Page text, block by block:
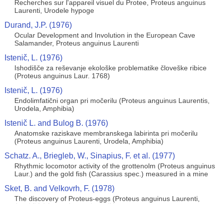
Recherches sur l'appareil visuel du Protee, Proteus anguinus
Laurenti, Urodele hypoge
Durand, J.P. (1976)
Ocular Development and Involution in the European Cave
Salamander, Proteus anguinus Laurenti
Istenič, L. (1976)
Ishodišče za reševanje ekološke problematike človeške ribice
(Proteus anguinus Laur. 1768)
Istenič, L. (1976)
Endolimfatični organ pri močerilu (Proteus anguinus Laurentis,
Urodela, Amphibia)
Istenič L. and Bulog B. (1976)
Anatomske raziskave membranskega labirinta pri močerilu
(Proteus anguinus Laurenti, Urodela, Amphibia)
Schatz. A., Briegleb, W., Sinapius, F. et al. (1977)
Rhythmic locomotor activity of the grottenolm (Proteus anguinus
Laur.) and the gold fish (Carassius spec.) measured in a mine
Sket, B. and Velkovrh, F. (1978)
The discovery of Proteus-eggs (Proteus anguinus Laurenti,